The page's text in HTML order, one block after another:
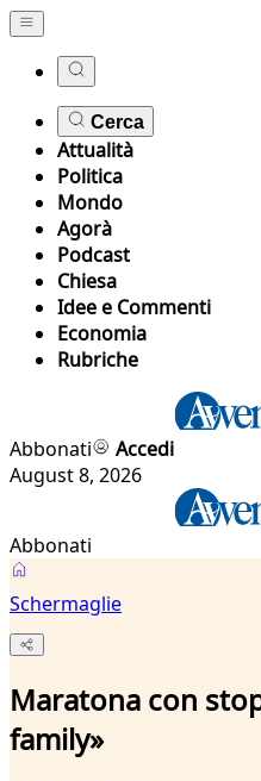
Cerca
Attualità
Politica
Mondo
Agorà
Podcast
Chiesa
Idee e Commenti
Economia
Rubriche
Abbonati
Accedi
August 8, 2026
Abbonati
Schermaglie
Maratona con
family»